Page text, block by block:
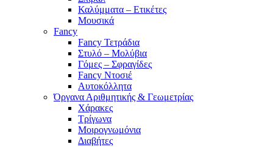
Καλύμματα – Ετικέτες
Μουσικά
Fancy
Fancy Τετράδια
Στυλό – Μολύβια
Γόμες – Σφραγίδες
Fancy Ντοσιέ
Αυτοκόλλητα
Όργανα Αριθμητικής & Γεωμετρίας
Χάρακες
Τρίγωνα
Mοιρογνωμόνια
Διαβήτες